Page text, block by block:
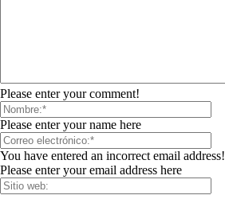
Please enter your comment!
Please enter your name here
You have entered an incorrect email address!
Please enter your email address here